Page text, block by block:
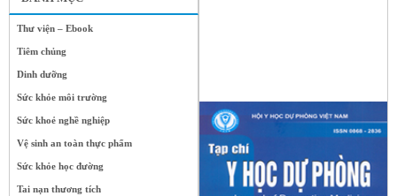
Thư viện – Ebook
Tiêm chủng
Dinh dưỡng
Sức khỏe môi trường
Sức khoẻ nghề nghiệp
Vệ sinh an toàn thực phẩm
Sức khỏe học đường
Tai nạn thương tích